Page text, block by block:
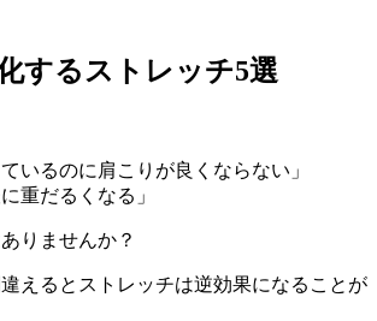
するストレッチ5選
いるのに肩こりが良くならない」
重だるくなる」
りませんか？
えるとストレッチは逆効果になることが